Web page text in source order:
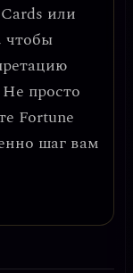
или
чтобы
просто
Fortune
шаг вам